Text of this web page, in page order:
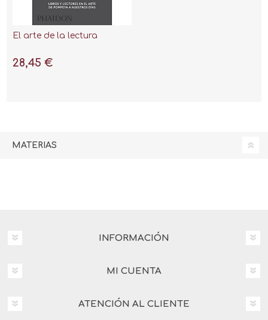
El arte de la lectura
28,45 €
MATERIAS
INFORMACIÓN
MI CUENTA
ATENCIÓN AL CLIENTE